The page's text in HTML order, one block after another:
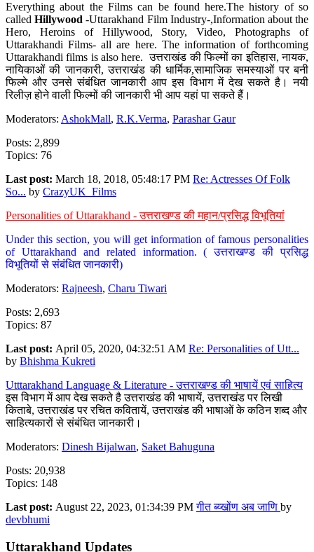
Everything about the Films can be found here.The history of so
calledHillywood-Uttarakhand Film Industry-,Information about the
Hero, Heroins of Hillywood, Story, Video, Photographs of
Uttarakhandi Films- all are here. The information of forthcoming
Uttarakhandi films is also here. उत्तराखंड की फिल्मों का इतिहास, नायक,
नायिकाओं की जानकारी, उत्तराखंड की धार्मिक,सामाजिक समस्याओं पर बनी
फिल्मे और उनसे संबंधित जानकारी आप इस विभाग में देख सकते है। नयी
रिलीज़ होने वाली फिल्मों की जानकारी भी आप यहां पा सकते हैं।
Moderators: AshokMall, R.K.Verma, Parashar Gaur
Posts: 2,899
Topics: 76
Last post: March 18, 2018, 05:48:17 PM Re: Actresses Of Folk
So... by CrazyUK_Films
Personalities of Uttarakhand - उत्तराखण्ड की महान/प्रसिद्ध विभूतियां
Under this section, you will get information of famous personalities
of Uttarakhand and related information. ( उत्तराखण्ड की प्रसिद्ध
विभूतियों से संबंधित जानकारी)
Moderators: Rajneesh, Charu Tiwari
Posts: 2,693
Topics: 87
Last post: April 05, 2020, 04:32:51 AM Re: Personalities of Utt...
by Bhishma Kukreti
Utttarakhand Language & Literature - उत्तराखण्ड की भाषायें एवं साहित्य
इस विभाग में आप देख सकते है उत्तराखंड की भाषायें, उत्तराखंड पर लिखी
किताबे, उत्तराखंड पर रचित कवितायें, उत्तराखंड की भाषाओं के कठिन शब्द और
साहित्यकारों से संबंधित जानकारी।
Moderators: Dinesh Bijalwan, Saket Bahuguna
Posts: 20,938
Topics: 148
Last post: August 22, 2023, 01:34:39 PMगीत ब्य्खोंण अब जाणि by
devbhumi
Uttarakhand Updates